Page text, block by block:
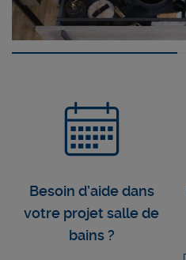
Besoin d’aide dans
votre projet salle de
bains ?